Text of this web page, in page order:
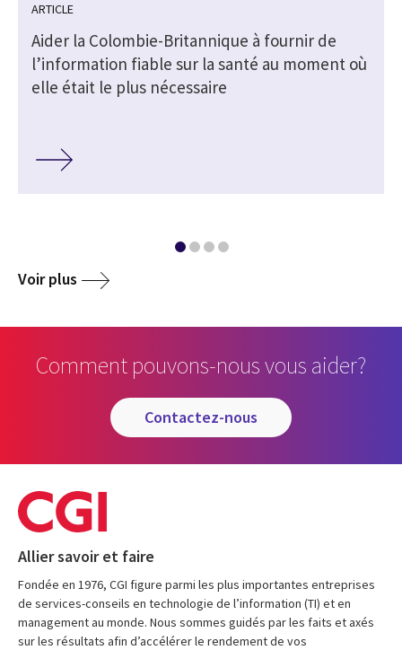
ARTICLE
Aider la Colombie-Britannique à fournir de
l’information fiable sur la santé au moment où
elle était le plus nécessaire
Voir plus
Comment pouvons-nous vous aider?
contactez-nous
Allier savoir et faire
Fondée en 1976, CGI figure parmi les plus importantes entreprises
de services-conseils en technologie de l’information (TI) et en
management au monde. Nous sommes guidés par les faits et axés
sur les résultats afin d’accélérer le rendement de vos